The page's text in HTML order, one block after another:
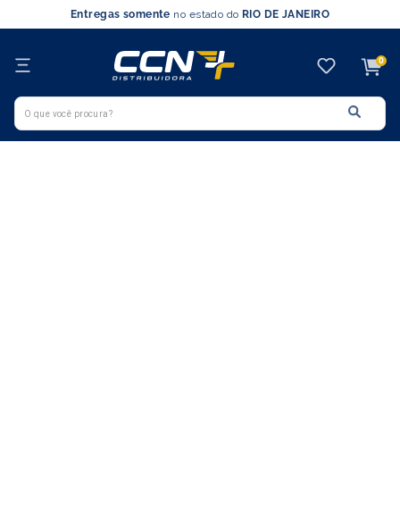
Entregas somente no estado do RIO DE JANEIRO
0